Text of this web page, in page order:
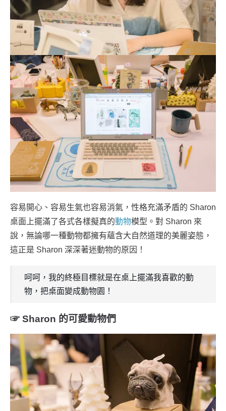
容易開心、容易生氣也容易消氣，性格充滿矛盾的 Sharon
桌面上擺滿了各式各樣擬真的動物模型。對 Sharon 來
說，無論哪一種動物都擁有蘊含大自然道理的美麗姿態，
這正是 Sharon 深深著迷動物的原因！
呵呵，我的終極目標就是在桌上擺滿我喜歡的動
物，把桌面變成動物園！
☞ Sharon 的可愛動物們